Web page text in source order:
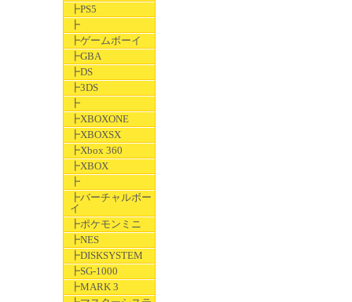
┣PS5
┣
┣ゲームボーイ
┣GBA
┣DS
┣3DS
┣
┣XBOXONE
┣XBOXSX
┣Xbox 360
┣XBOX
┣
┣バーチャルボー
イ
┣ポケモンミニ
┣NES
┣DISKSYSTEM
┣SG-1000
┣MARK 3